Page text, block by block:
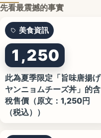
先看最震撼的事實
美食資訊
1,250
此為夏季限定「旨味唐揚げ
ヤンニョムチーズ丼」的含
稅售價（原文：1,250円
（税込））